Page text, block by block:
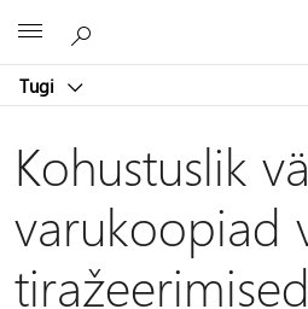
Tugi
Kohustuslik
varukoopiad